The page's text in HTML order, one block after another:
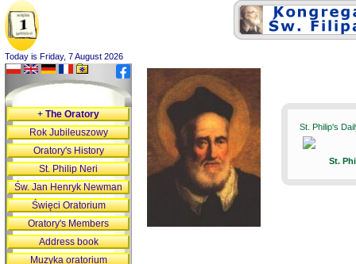
Today is Friday, 7 August 2026
St. Philip's
St.
+The Oratory
Rok Jubileuszowy
Oratory's History
St. Philip Neri
Św. Jan Henryk Newman
Święci Oratorium
Oratory's Members
Address book
Muzyka oratorium